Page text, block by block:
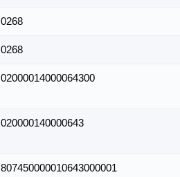
0268
0268
02000014000064300
020000140000643
807450000010643000001